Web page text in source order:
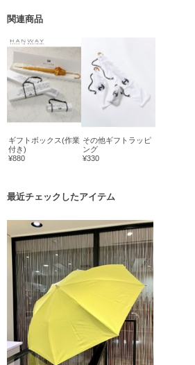
関連商品
ギフトボックス(作業
付き)
¥880
その他ギフトラッピ
ング
¥330
最近チェックしたアイテム